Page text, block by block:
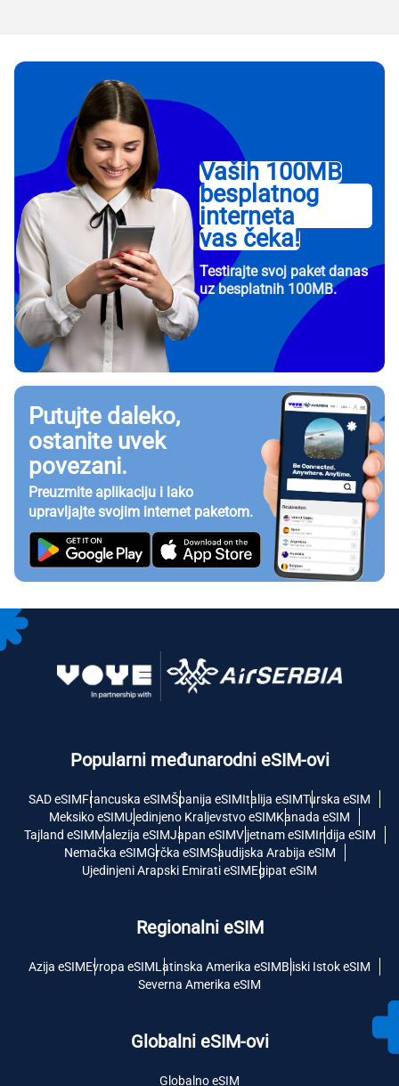
Vaših 100MB
besplatnog
interneta
vas čeka!
Testirajte svoj paket danas
uz besplatnih 100MB.
Putujte daleko,
ostanite uvek
povezani.
Preuzmite aplikaciju i lako
upravljajte svojim internet paketom.
Popularni međunarodni eSIM-ovi
SAD eSIMFrancuska eSIMŠpanija eSIMItalija eSIMTurska eSIM
Meksiko eSIMUjedinjeno Kraljevstvo eSIMKanada eSIM
Tajland eSIMMalezija eSIMJapan eSIMVijetnam eSIMIndija eSIM
Nemačka eSIMGrčka eSIMSaudijska Arabija eSIM
Ujedinjeni Arapski Emirati eSIMEgipat eSIM
Regionalni eSIM
Azija eSIMEvropa eSIMLatinska Amerika eSIMBliski Istok eSIM
Severna Amerika eSIM
Globalni eSIM-ovi
Globalno eSIM